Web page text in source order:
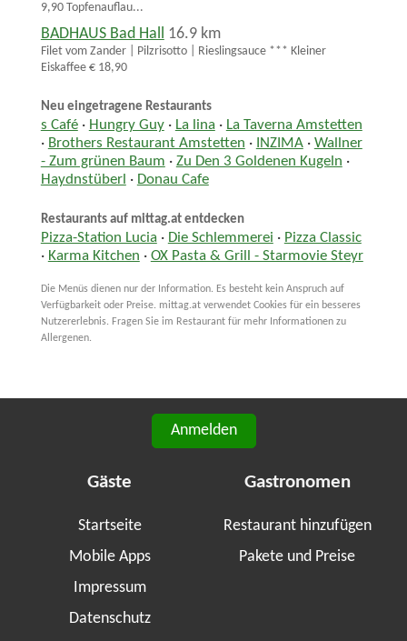
9,90 Topfenauflau...
BADHAUS Bad Hall 16.9 km
Filet vom Zander | Pilzrisotto | Rieslingsauce *** Kleiner
Eiskaffee € 18,90
Neu eingetragene Restaurants
s Café· Hungry Guy· La lina · La Taverna Amstetten
· Brothers Restaurant Amstetten · INZIMA· Wallner
- Zum grünen Baum · Zu Den 3 Goldenen Kugeln ·
Haydnstüberl · Donau Cafe
Restaurants auf mittag.at entdecken
Pizza-Station Lucia · Die Schlemmerei · Pizza Classic
· Karma Kitchen · OX Pasta & Grill - Starmovie Steyr
Die Menüs dienen nur der Information. Es besteht kein Anspruch auf
Verfügbarkeit oder Preise. mittag.at verwendet Cookies für ein besseres
Nutzererlebnis. Fragen Sie im Restaurant für mehr Informationen zu
Allergenen.
Anmelden
Gäste
Startseite
Mobile Apps
Impressum
Datenschutz
Gastronomen
Restaurant hinzufügen
Pakete und Preise